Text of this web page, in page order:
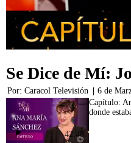
Se Dice de Mí:
Por: Caracol Televisión
6 de
42:48
Capítulo:
donde